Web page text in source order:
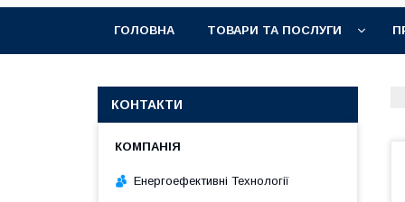
ГОЛОВНА ТОВАРИ ТА ПОСЛУГИ
КОНТАКТИ
Енергоефективні Технології